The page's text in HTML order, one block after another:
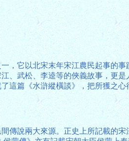
，它以北宋末年宋江農民起事的
、武松、李逵等的俠義故事，更
這篇《水滸縱橫談》，把所獲之
傳說兩大來源。正史上所記載的